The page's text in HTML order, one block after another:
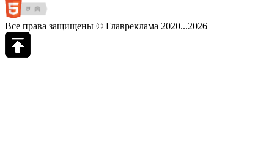
Все права защищены © Главреклама 2020...2026